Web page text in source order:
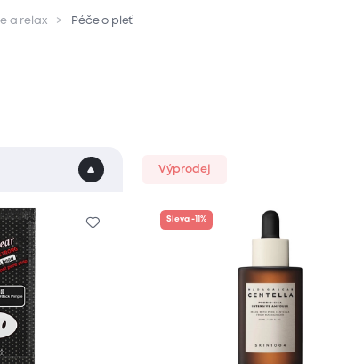
a relax Péče o pleť
Výprodej
Sleva -11%